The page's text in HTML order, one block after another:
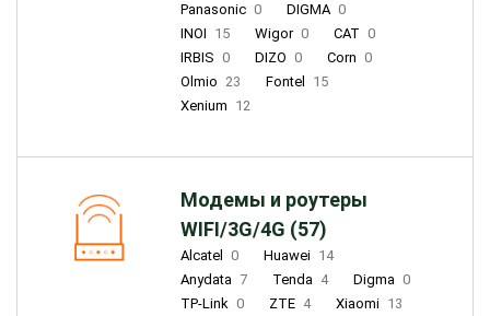
Panasonic 0 DIGMA 0
INOI 15 Wigor 0 CAT 0
IRBIS 0 DIZO 0 Corn 0
Olmio 23 Fontel
15
Xenium 12
Модемы и роутеры
WIFI/3G/4G (57)
Alcatel 0 Huawei 14
Anydata 7 Tenda 4 Digma 0
TP-Link 0 ZTE 4 Xiaomi 13